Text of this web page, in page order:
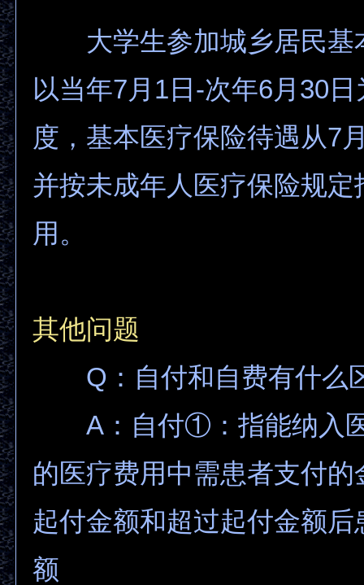
大学生参加城乡居民基
以当年7月1日-次年6月30
度，基本医疗保险待遇从7
并按未成年人医疗保险规定
用。
其他问题
Q：自付和自费有什么
A：自付①：指能纳入
的医疗费用中需患者支付的
起付金额和超过起付金额后
额